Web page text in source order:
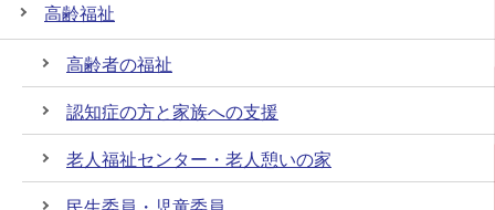
高齢福祉
高齢者の福祉
認知症の方と家族への支援
老人福祉センター・老人憩いの家